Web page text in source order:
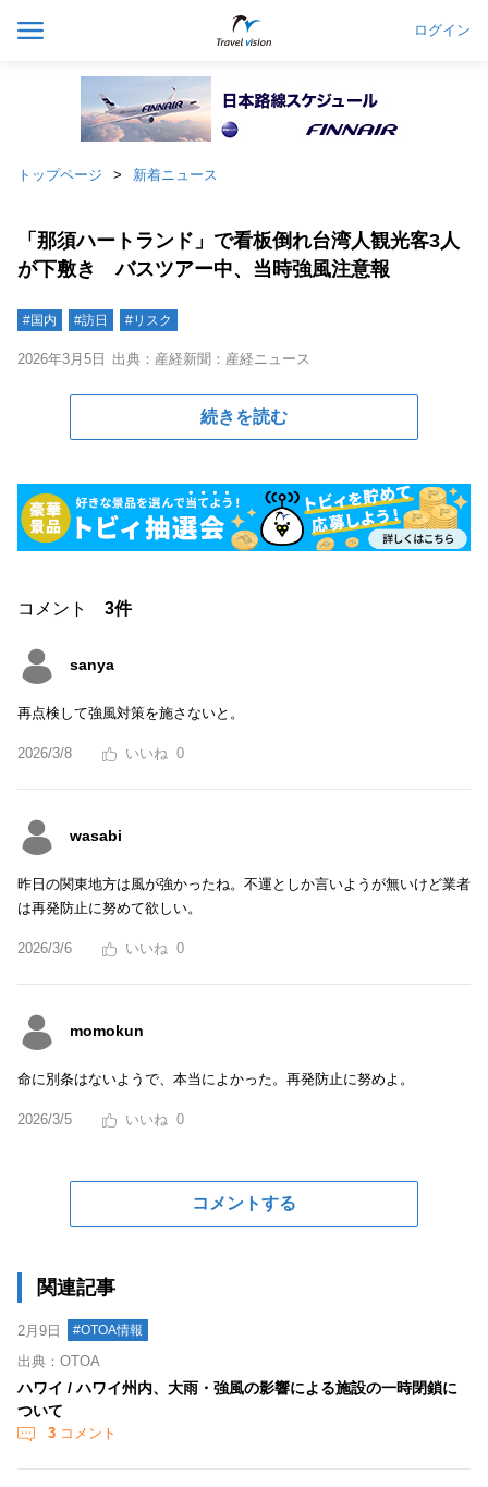
ログイン
トップページ 新着ニュース
「那須ハートランド」で看板倒れ台湾人観光客3人
が下敷き バスツアー中、当時強風注意報
#国内 #訪日 #リスク
2026年3月5日 出典：産経新聞：産経ニュース
続きを読む
コメント 3件
sanya
再点検して強風対策を施さないと。
2026/3/8 0
wasabi
昨日の関東地方は風が強かったね。不運としか言いようが無いけど業者
は再発防止に努めて欲しい。
2026/3/6 0
momokun
命に別条はないようで、本当によかった。再発防止に努めよ。
2026/3/5 0
コメントする
関連記事
2月9日 #OTOA情報
出典：OTOA
ハワイ / ハワイ州内、大雨・強風の影響による施設の一時閉鎖に
ついて
3 コメント